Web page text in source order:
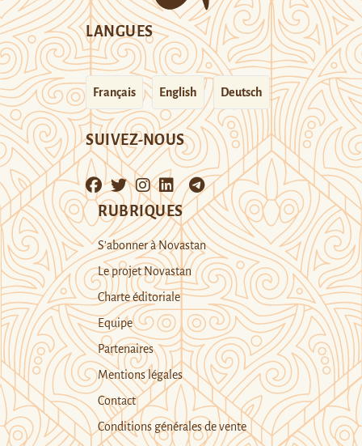
LANGUES
Français English Deutsch
SUIVEZ-NOUS
RUBRIQUES
S’abonner à Novastan
Le projet Novastan
Charte éditoriale
Equipe
Partenaires
Mentions légales
Contact
Conditions générales de vente